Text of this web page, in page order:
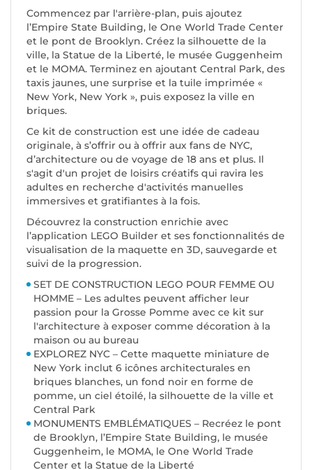
Commencez par l'arrière-plan, puis ajoutez
l’Empire State Building, le One World Trade Center
et le pont de Brooklyn. Créez la silhouette de la
ville, la Statue de la Liberté, le musée Guggenheim
et le MOMA. Terminez en ajoutant Central Park, des
taxis jaunes, une surprise et la tuile imprimée «
New York, New York », puis exposez la ville en
briques.
Ce kit de construction est une idée de cadeau
originale, à s’offrir ou à offrir aux fans de NYC,
d’architecture ou de voyage de 18 ans et plus. Il
s'agit d'un projet de loisirs créatifs qui ravira les
adultes en recherche d'activités manuelles
immersives et gratifiantes à la fois.
Découvrez la construction enrichie avec
l’application LEGO Builder et ses fonctionnalités de
visualisation de la maquette en 3D, sauvegarde et
suivi de la progression.
SET DE CONSTRUCTION LEGO POUR FEMME OU
HOMME – Les adultes peuvent afficher leur
passion pour la Grosse Pomme avec ce kit sur
l'architecture à exposer comme décoration à la
maison ou au bureau
EXPLOREZ NYC – Cette maquette miniature de
New York inclut 6 icônes architecturales en
briques blanches, un fond noir en forme de
pomme, un ciel étoilé, la silhouette de la ville et
Central Park
MONUMENTS EMBLÉMATIQUES – Recréez le pont
de Brooklyn, l’Empire State Building, le musée
Guggenheim, le MOMA, le One World Trade
Center et la Statue de la Liberté